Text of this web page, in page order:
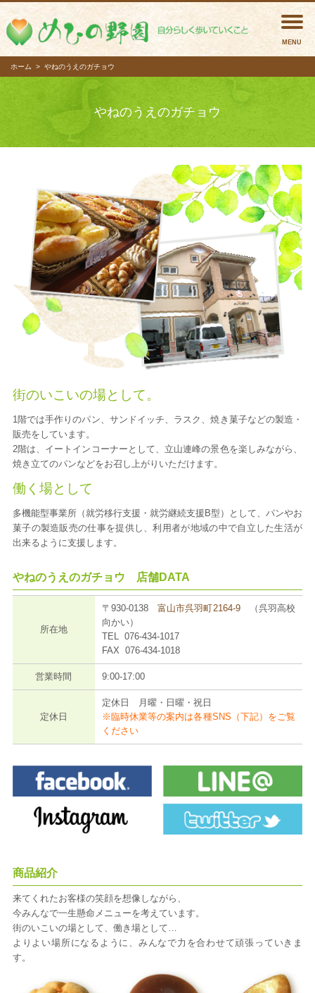
めひ
ホーム やねのうえのガチョウ
やねのうえのガチョウ
街のいこいの場として。
1階では手作りのパン、サンドイッチ、ラスク、焼き菓子などの製造・
販売をしています。
2階は、イートインコーナーとして、立山連峰の景色を楽しみながら、
焼き立てのパンなどをお召し上がりいただけます。
働く場として
多機能型事業所（就労移行支援・就労継続支援B型）として、パンやお
菓子の製造販売の仕事を提供し、利用者が地域の中で自立した生活が
出来るように支援します。
やねのうえのガチョウ 店舗DATA
所在地
〒930-0138富山市呉羽町2164-9（呉羽高校
向かい）
TEL 076-434-1017
FAX 076-434-1018
営業時間 9:00-17:00
定休日
定休日 月曜・日曜・祝日
※臨時休業等の案内は各種SNS（下記）をご覧
ください
商品紹介
来てくれたお客様の笑顔を想像しながら、
今みんなで一生懸命メニューを考えています。
街のいこいの場として、働き場として…
よりよい場所になるように、みんなで力を合わせて頑張っていきま
す。